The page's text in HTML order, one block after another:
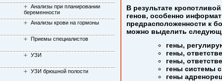
В результате
генов, особенно
предрасположенности к
можно выделить
гены,
гены,
гены,
гены системы
гены
Анализы при планировании
беременности
Анализы крови на гормоны
Приемы специалистов
УЗИ
УЗИ брюшной полости